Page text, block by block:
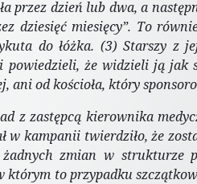
przez dzień lub dwa, a
dziesięć miesięcy”. To
do łóżka. (3) Starszy z
że widzieli ją jak
od kościoła, który
z zastępcą kierownika
kampanii twierdziło, że
zmian w strukturze
to przypadku